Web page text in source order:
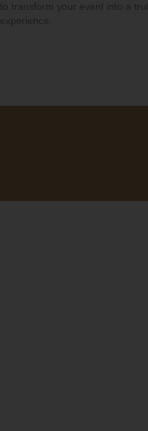
to transform your event into a
experience.